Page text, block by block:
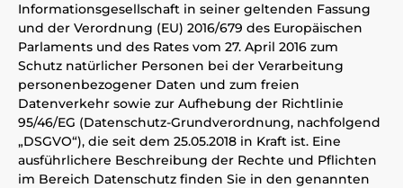
Informationsgesellschaft in seiner geltenden Fassung
und der Verordnung (EU) 2016/679 des Europäischen
Parlaments und des Rates vom 27. April 2016 zum
Schutz natürlicher Personen bei der Verarbeitung
personenbezogener Daten und zum freien
Datenverkehr sowie zur Aufhebung der Richtlinie
95/46/EG (Datenschutz-Grundverordnung, nachfolgend
„DSGVO“), die seit dem 25.05.2018 in Kraft ist. Eine
ausführlichere Beschreibung der Rechte und Pflichten
im Bereich Datenschutz finden Sie in den genannten